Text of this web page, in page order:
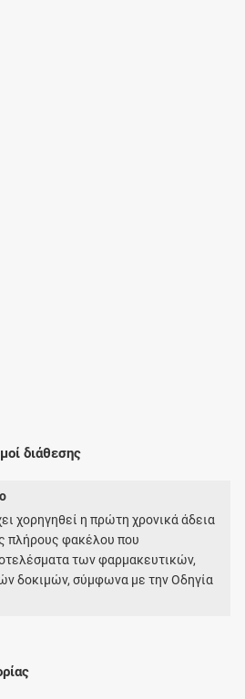
διάθεσης
χορηγηθεί η πρώτη χρονικά άδεια
πλήρους φακέλου που
των φαρμακευτικών,
δοκιμών, σύμφωνα με την Οδηγία